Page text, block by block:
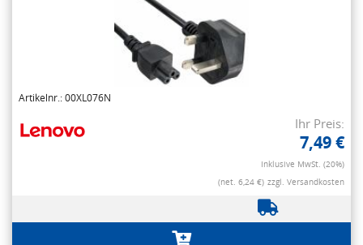
Artikelnr.: 00XL076N
Ihr Preis:
7,49 €
Inklusive MwSt. (20%)
(net. 6,24 €) zzgl. Versandkosten